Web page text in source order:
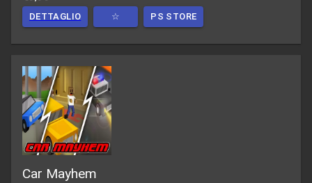
DETTAGLIO ☆ PS STORE
Car Mayhem